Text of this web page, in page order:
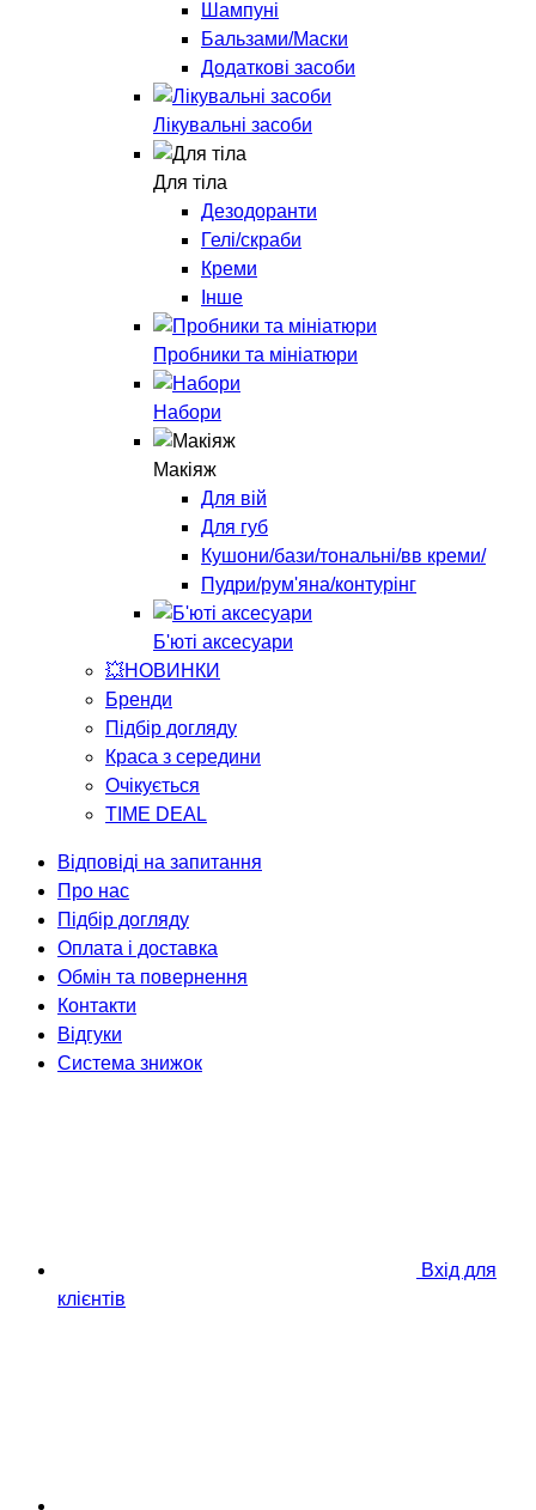
Шампуні
Бальзами/Маски
Додаткові засоби
Лікувальні засоби
Для тіла
Дезодоранти
Гелі/скраби
Креми
Інше
Пробники та мініатюри
Набори
Макіяж
Для вій
Для губ
Кушони/бази/тональні/вв креми/
Пудри/рум'яна/контурінг
Б'юті аксесуари
💥НОВИНКИ
Бренди
Підбір догляду
Краса з середини
Очікується
TIME DEAL
Відповіді на запитання
Про нас
Підбір догляду
Оплата і доставка
Обмін та повернення
Контакти
Відгуки
Система знижок
Вхід для
клієнтів